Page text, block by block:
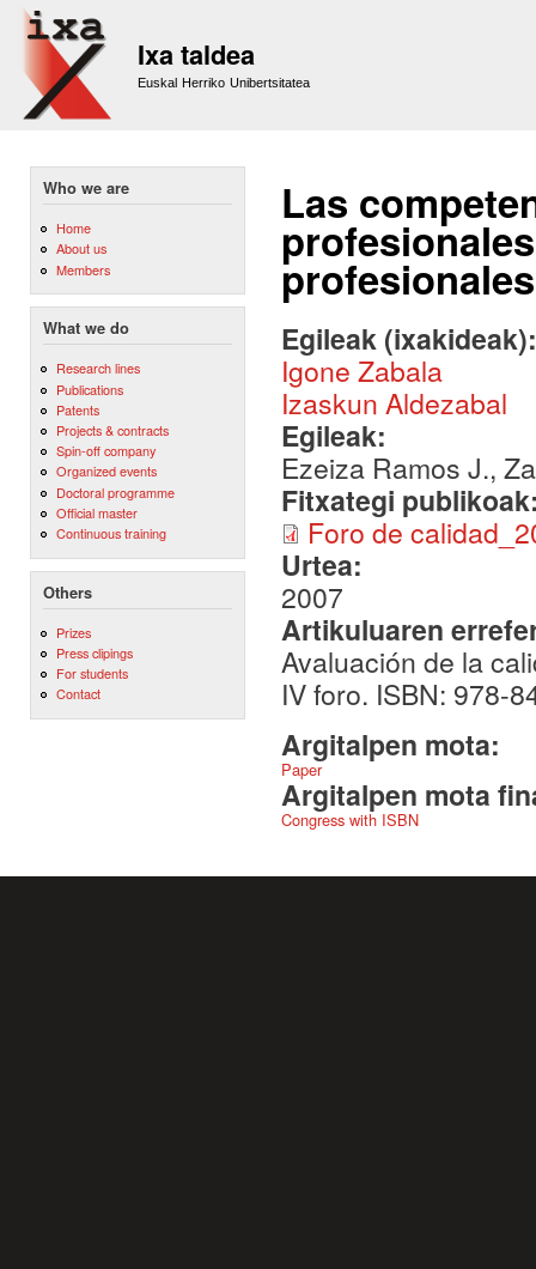
Ixa taldea
Euskal Herriko Unibertsitatea
Who we are
Home
About us
Members
What we do
Research lines
Publications
Patents
Projects & contracts
Spin-off company
Organized events
Doctoral programme
Official master
Continuous training
Others
Prizes
Press clipings
For students
Contact
Las
Egileak
Igone Zabala
Izaskun Aldezabal
Egileak:
Ezeiza Ramos J.,
Fitxategi
Foro de
Urtea:
2007
Artikuluaren
Avaluación de la
IV foro. ISBN: 978-
Argitalpen mota:
Paper
Argitalpen mota
Congress with ISBN